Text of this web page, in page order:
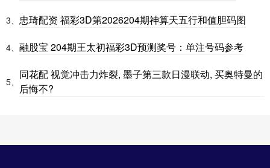
3、 忠琦配资 福彩3D第2026204期神算天五行和值胆码图
4、 融股宝 204期王太初福彩3D预测奖号：单注号码参考
5、
同花配 视觉冲击力炸裂, 墨子第三款日漫联动, 买奥特曼的
后悔不?